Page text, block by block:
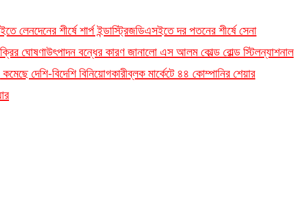
লেনদেনের শীর্ষে শার্প ইন্ডাস্ট্রিজডিএসইতে দর পতনের শীর্ষে সেনা
ঘোষণাউৎপাদন বন্ধের কারণ জানালো এস আলম কোল্ড রোল্ড স্টিলন্যাশনাল
দেশি-বিদেশি বিনিয়োগকারীব্লক মার্কেটে ৪৪ কোম্পানির শেয়ার